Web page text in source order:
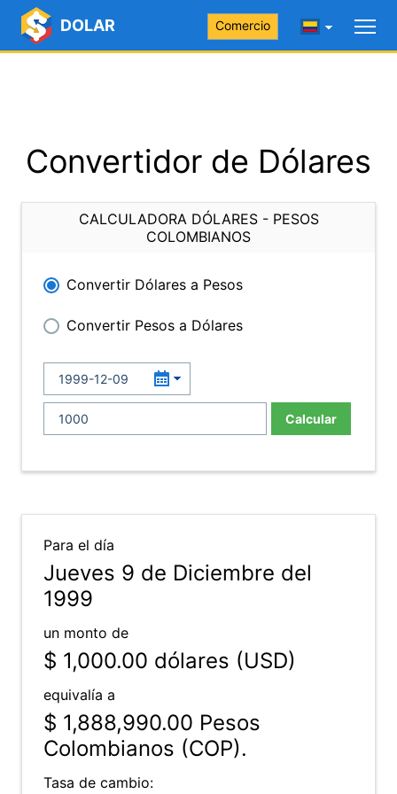
DOLAR Comercio
Convertidor de Dólares
CALCULADORA DÓLARES - PESOS
COLOMBIANOS
Convertir Dólares a Pesos
Convertir Pesos a Dólares
Calcular
Para el día
Jueves 9 de Diciembre del
1999
un monto de
$ 1,000.00 dólares (USD)
equivalía a
$ 1,888,990.00 Pesos
Colombianos (COP).
Tasa de cambio: